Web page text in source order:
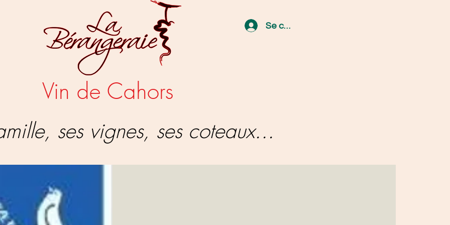
Se connecter
Vin de Cahors
ses vignes, ses coteaux...